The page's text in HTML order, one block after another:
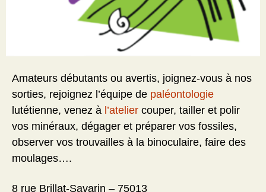
Amateurs débutants ou avertis, joignez-vous à nos
sorties, rejoignez l’équipe de paléontologie
lutétienne, venez à l’atelier couper, tailler et polir
vos minéraux, dégager et préparer vos fossiles,
observer vos trouvailles à la binoculaire, faire des
moulages….
8 rue Brillat-Savarin – 75013